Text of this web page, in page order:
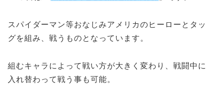
スパイダーマン等おなじみアメリカのヒーローとタッ
グを組み、戦うものとなっています。
組むキャラによって戦い方が大きく変わり、戦闘中に
入れ替わって戦う事も可能。